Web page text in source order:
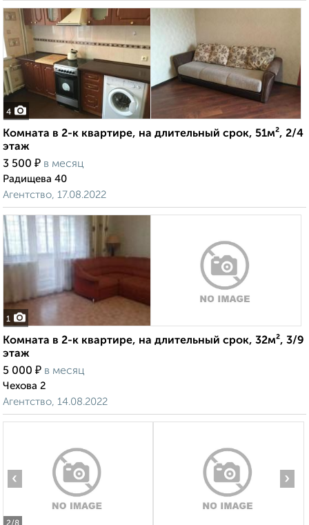
4
Комната в 2-к квартире, на длительный срок, 51м², 2/4
этаж
3 500 ₽ в месяц
Радищева 40
Агентство, 17.08.2022
1
Комната в 2-к квартире, на длительный срок, 32м², 3/9
этаж
5 000 ₽ в месяц
Чехова 2
Агентство, 14.08.2022
‹ ›